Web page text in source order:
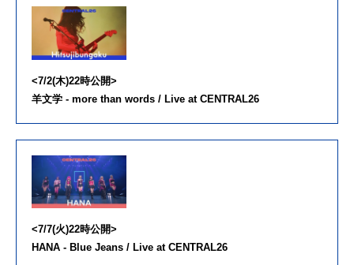
<7/2(木)22時公開>
羊文学 - more than words / Live at CENTRAL26
<7/7(火)22時公開>
HANA - Blue Jeans / Live at CENTRAL26